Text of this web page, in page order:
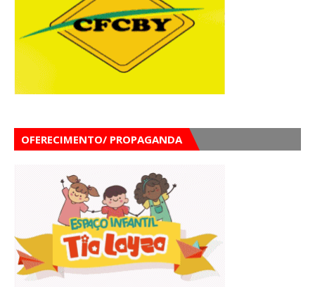
OFERECIMENTO/ PROPAGANDA